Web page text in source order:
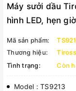
Máy sưởi dầu
hình LED, hẹn
Mã sản phẩm:
Thương hiệu:
Tiross
Tình trạng:
Còn
Model : TS9213